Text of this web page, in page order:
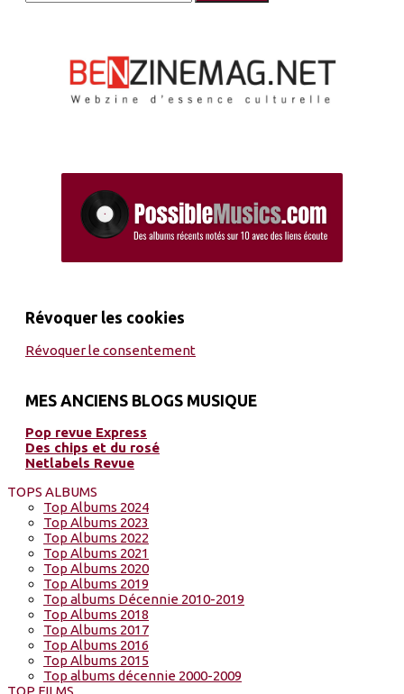
Révoquer les cookies
Révoquer le consentement
MES ANCIENS BLOGS MUSIQUE
Pop revue Express
Des chips et du rosé
Netlabels Revue
TOPS ALBUMS
Top Albums 2024
Top Albums 2023
Top Albums 2022
Top Albums 2021
Top Albums 2020
Top Albums 2019
Top albums Décennie 2010-2019
Top Albums 2018
Top Albums 2017
Top Albums 2016
Top Albums 2015
Top albums décennie 2000-2009